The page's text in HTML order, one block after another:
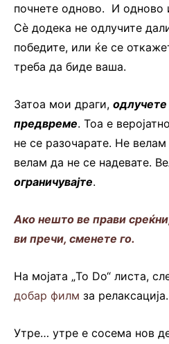
почнете одново. И одново
Сѐ додека не одлучите
победите, или ќе се
треба да биде ваша.
Затоа мои драги, одлучете
предвреме. Тоа е
не се разочарате. Не
велам да не се надевате.
ограничувајте.
Ако нешто ве прави
ви пречи, сменете го.
На мојата „To Do“ листа,
добар филм за релаксација.
Утре… утре е сосема нов